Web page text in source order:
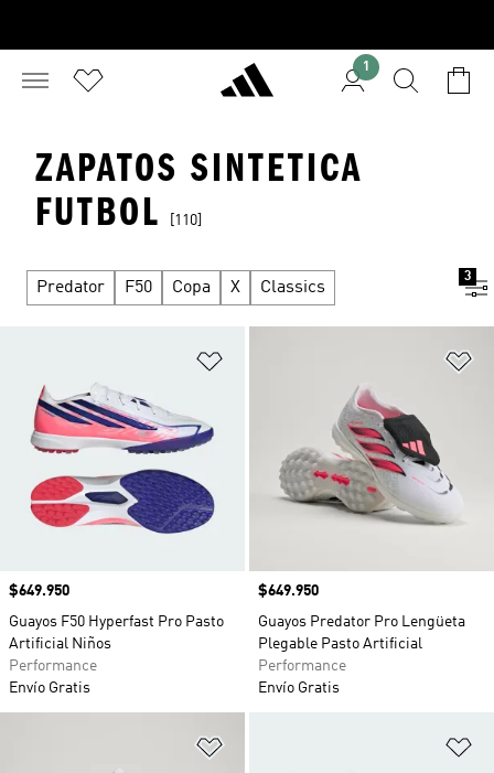
1
ZAPATOS SINTETICA
FUTBOL
[110]
Predator F50 Copa X Classics
3
Precio
$649.950
Guayos F50 Hyperfast Pro Pasto
Artificial Niños
Performance
Envío Gratis
Precio
$649.950
Guayos Predator Pro Lengüeta
Plegable Pasto Artificial
Performance
Envío Gratis